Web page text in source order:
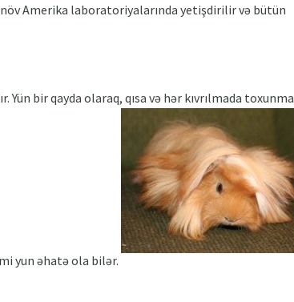
növ Amerika laboratoriyalarında yetişdirilir və bütün
bir qayda olaraq, qısa və hər kıvrılmada toxunma
yun əhatə ola bilər.